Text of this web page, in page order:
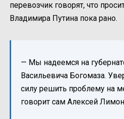
перевозчик говорят, что
Владимира Путина пока рано.
— Мы надеемся на
Васильевича Богомаза.
силу решить проблему на
говорит сам Алексей